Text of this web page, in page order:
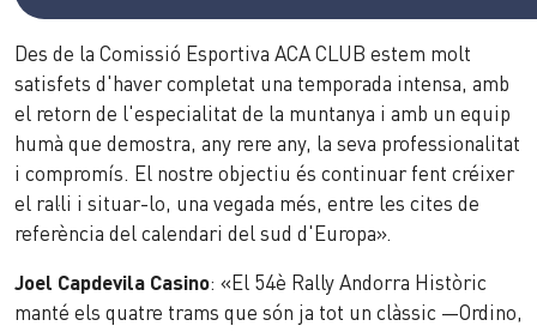
Des de la Comissió Esportiva ACA CLUB estem molt
satisfets d'haver completat una temporada intensa, amb
el retorn de l'especialitat de la muntanya i amb un equip
humà que demostra, any rere any, la seva professionalitat
i compromís. El nostre objectiu és continuar fent créixer
el ral·li i situar-lo, una vegada més, entre les cites de
referència del calendari del sud d'Europa».
Joel Capdevila Casino: «El 54è Rally Andorra Històric
manté els quatre trams que són ja tot un clàssic —Ordino,